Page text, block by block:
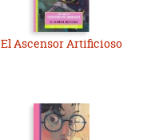
El Ascensor Artificioso